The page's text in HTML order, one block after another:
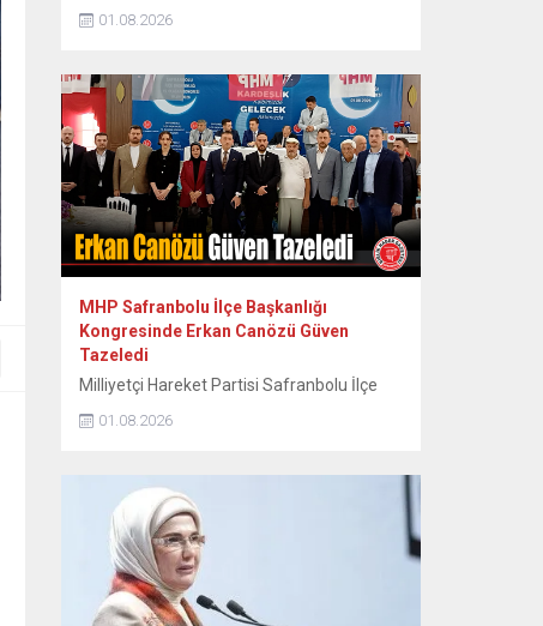
somut olmayan kültürel mirasını kayıt
Köyleri” adlı uzun metraj belgesel filmini
izledi. Vali Oktay Çağatay, Vali Yardımcıları
Erol Özkan ve Kerem Süleyman Yüksel ile
birlikte özel gösterime katıldı. Etkinlikte
ayrıca Safranbolu Alan Başkanı Cemil
Belder, Kültürel Miras...
01.08.2026
MHP Safranbolu İlçe Başkanlığı
Kongresinde Erkan Canözü Güven
Tazeledi
Milliyetçi Hareket Partisi Safranbolu İlçe
aday olarak seçime giren mevcut başkan
yeniden başkan seçildi. MHP Safranbolu
İlçe Teşkilatının 15. Olağan Kongresi, Sunal
Tülbentçi Öğretmenevi’nde yoğun bir
katılımla gerçekleştirildi. Kongreye tek liste
ile giren mevcut İlçe Başkanı Erkan
Canözü, delegelerin güvenini...
01.08.2026